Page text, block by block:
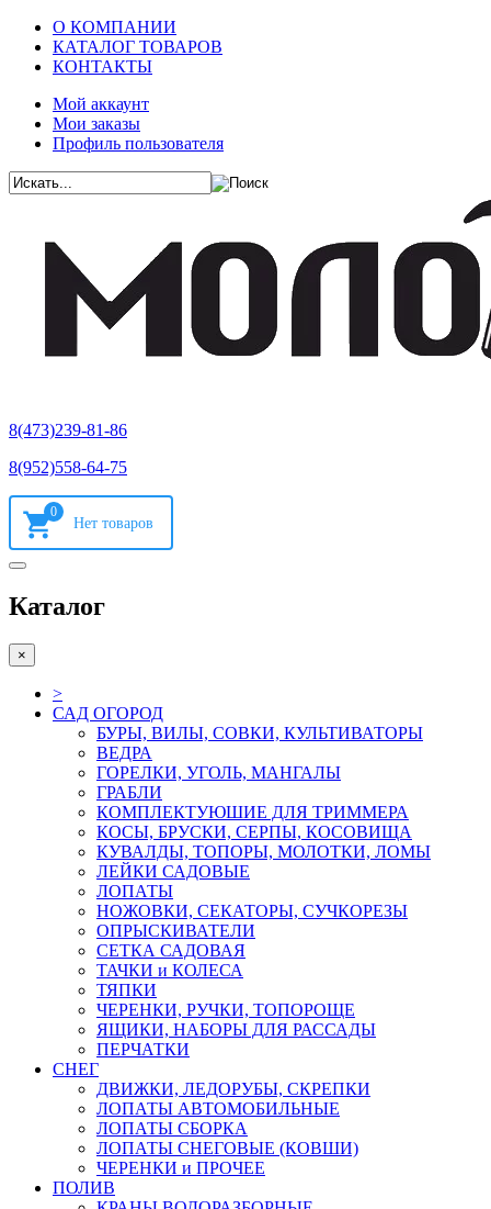
О КОМПАНИИ
КАТАЛОГ ТОВАРОВ
КОНТАКТЫ
Мой аккаунт
Мои заказы
Профиль пользователя
8(473)239-81-86
8(952)558-64-75
0
Каталог
×
>
САД ОГОРОД
БУРЫ, ВИЛЫ, СОВКИ, КУЛЬТИВАТОРЫ
ВЕДРА
ГОРЕЛКИ, УГОЛЬ, МАНГАЛЫ
ГРАБЛИ
КОМПЛЕКТУЮШИЕ ДЛЯ ТРИММЕРА
КОСЫ, БРУСКИ, СЕРПЫ, КОСОВИЩА
КУВАЛДЫ, ТОПОРЫ, МОЛОТКИ, ЛОМЫ
ЛЕЙКИ САДОВЫЕ
ЛОПАТЫ
НОЖОВКИ, СЕКАТОРЫ, СУЧКОРЕЗЫ
ОПРЫСКИВАТЕЛИ
СЕТКА САДОВАЯ
ТАЧКИ и КОЛЕСА
ТЯПКИ
ЧЕРЕНКИ, РУЧКИ, ТОПОРОЩЕ
ЯЩИКИ, НАБОРЫ ДЛЯ РАССАДЫ
ПЕРЧАТКИ
СНЕГ
ДВИЖКИ, ЛЕДОРУБЫ, СКРЕПКИ
ЛОПАТЫ АВТОМОБИЛЬНЫЕ
ЛОПАТЫ СБОРКА
ЛОПАТЫ СНЕГОВЫЕ (КОВШИ)
ЧЕРЕНКИ и ПРОЧЕЕ
ПОЛИВ